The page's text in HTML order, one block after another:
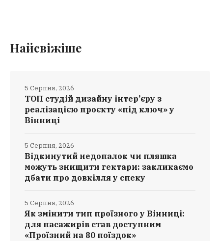
Найсвіжіше
ТОП студій дизайну інтер’єру з
реалізацією проєкту «під ключ» у
Вінниці
5 Серпня, 2026
Відкинутий недопалок чи пляшка
можуть знищити гектари: закликаємо
дбати про довкілля у спеку
5 Серпня, 2026
Як змінити тип проїзного у Вінниці:
для пасажирів став доступним
«Проїзний на 80 поїздок»
5 Серпня, 2026